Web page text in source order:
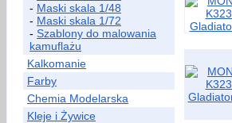
- Maski skala 1/48
- Maski skala 1/72
- Szablony do malowania
kamuflażu
Kalkomanie
Farby
Chemia Modelarska
Kleje i Żywice